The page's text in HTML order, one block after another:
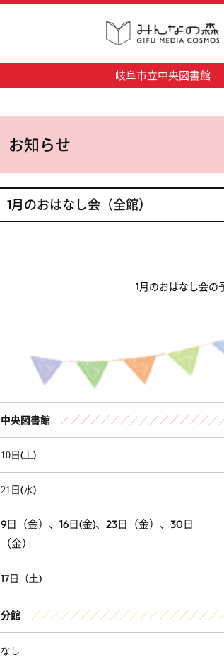
岐阜市立中央図書館
お知らせ
1月のおはなし会（全館）
1月のおはなし会の
中央図書館 ／／／／／／／／／／／／／／／
10 日(土)
21 日(水)
9日（金）、16日(金)、23日（金）、30日
（金）
17日（土)
分館 ／／／／／／／／／／／／／／／／／／
なし